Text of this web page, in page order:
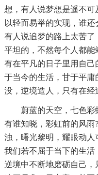
想，有人说梦想是遥不
以轻而易举的实现，谁还
有人说追梦的路上太苦
平坦的，不然每个人都
有在平凡的日子里用自
于当今的生活，甘于平
没，逆境造人，只有在经
蔚蓝的天空，七色彩
有谁知晓，彩虹前的风
浊，曙光黎明，耀眼动人
我们若不屈于当下的生
逆境中不断地磨砺自己